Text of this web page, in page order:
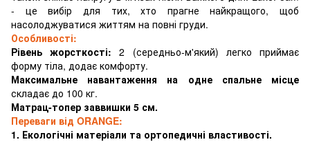
- це вибір для тих, хто прагне найкращого, щоб
насолоджуватися життям на повні груди.
Особливості:
Рівень жорсткості: 2 (середньо-м'який) легко приймає
форму тіла, додає комфорту.
Максимальне навантаження на одне спальне місце
складає до 100 кг.
Матрац-топер заввишки 5 см.
Переваги від ORANGE:
1. Екологічні матеріали та ортопедичні властивості.